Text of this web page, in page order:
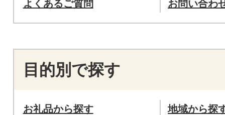
よくあるご質問 お問い合わ
目的別で探す
お礼品から探す 地域から探